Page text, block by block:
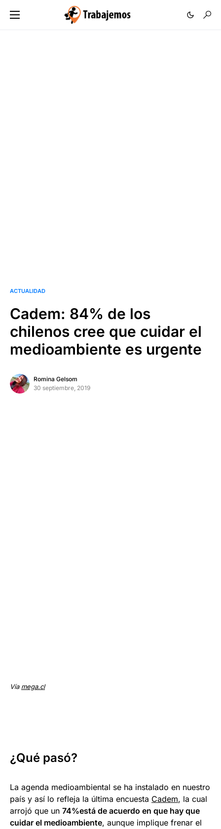
ACTUALIDAD
Cadem: 84% de los
chilenos cree que cuidar el
medioambiente es urgente
Romina Gelsom
30 septiembre, 2019
Vía mega.cl
¿Qué pasó?
La agenda medioambiental se ha instalado en nuestro
país y así lo refleja la última encuesta Cadem, la cual
arrojó que un 74%está de acuerdo en que hay que
cuidar el medioambiente, aunque implique frenar el